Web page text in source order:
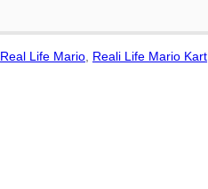
Real Life Mario Reali Life Mario Kart